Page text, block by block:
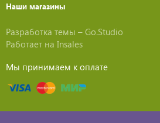
Наши магазины
Разработка темы – Go.Studio
Работает на Insales
Мы принимаем к оплате